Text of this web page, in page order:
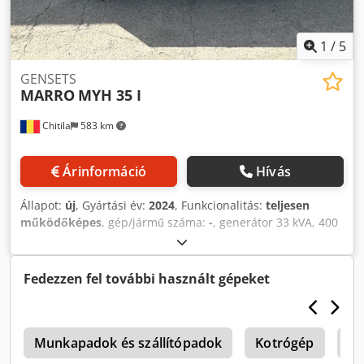
1 / 5
Chitila 583 km
GENSETS
MARRO MYH 35 I
Árinformáció Hívás
Állapot: új, Gyártási év: 2024, Funkcionalitás: teljesen
működőképes, gép/jármű száma: -, generátor 33 kVA, 400
Fedezzen fel további használt gépeket
Munkapadok és szállítópadok Kotrógép